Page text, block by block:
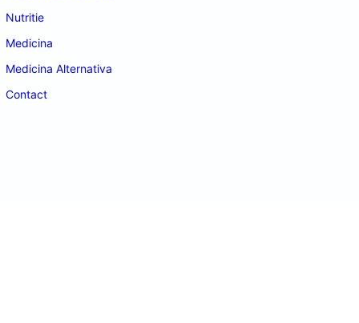
Nutritie
Medicina
Medicina Alternativa
Contact